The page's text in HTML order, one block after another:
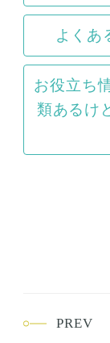
よくあ
お役立ち
類あるけ
PREV